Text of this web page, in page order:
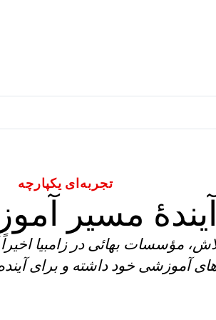
تجربه‌ای یکپارچه
مسیر
مؤسسات بهائی در زامبیا
آموزشی خود داشته و برای آینده